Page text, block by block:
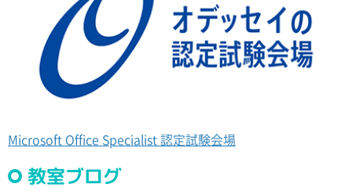
Microsoft Office Specialist 認定試験会場
教室ブログ